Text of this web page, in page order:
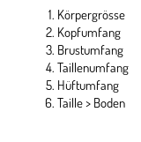
Körpergrösse
Kopfumfang
Brustumfang
Taillenumfang
Hüftumfang
Taille > Boden